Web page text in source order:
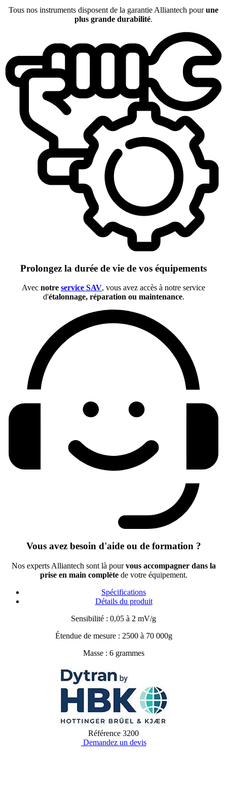
Tous nos instruments disposent de la garantie Alliantech pourune
plus grande durabilité.
Prolongez la durée de vie de vos équipements
Avec notre service SAV, vous avez accès à notre service
d'étalonnage, réparation ou maintenance.
Vous avez besoin d'aide ou de formation ?
Nos experts Alliantech sont là pourvous accompagner dans la
prise en main complètede votre équipement.
Spécifications
Détails du produit
Sensibilité : 0,05 à 2 mV/g
Étendue de mesure : 2500 à 70 000g
Masse : 6 grammes
Référence 3200
Demandez un devis